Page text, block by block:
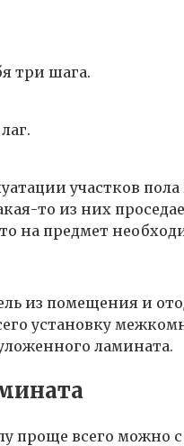
три шага.
участков
то из них
на предмет
из помещения и
установку
ламината.
проще всего можно